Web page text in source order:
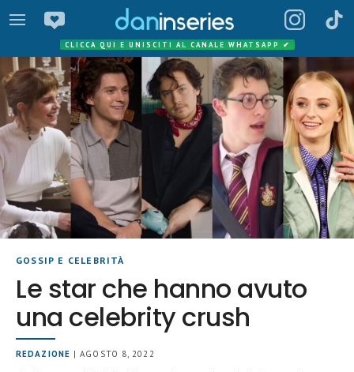
CLICCA QUI E UNISCITI AL CANALE WHATSAPP ✔
GOSSIP E CELEBRITÀ
Le star che hanno avuto
una celebrity crush
REDAZIONE | AGOSTO 8, 2022